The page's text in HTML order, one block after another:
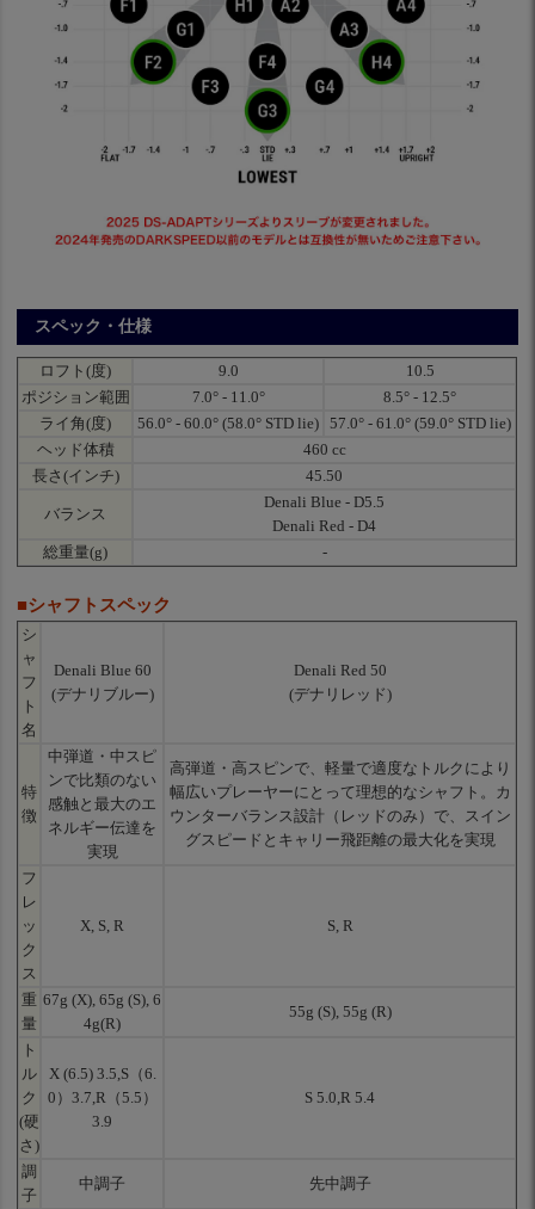
スペック・仕様
ロフト(度) 9.0
10.5
ポジション範囲
7.0° - 11.0°
8.5° - 12.5°
ライ角(度)
56.0° - 60.0° (58.0° STD lie) 57.0° - 61.0° (59.0° STD lie)
ヘッド体積
460 cc
長さ(インチ)
45.50
バランス
Denali Blue - D5.5
Denali Red - D4
総重量(g)
-
■シャフトスペック
シ
ャ
フ
ト
名
Denali Blue 60
(デナリブルー)
Denali Red 50
(デナリレッド)
特
徴
中弾道・中スピ
ンで比類のない
感触と最大のエ
ネルギー伝達を
実現
高弾道・高スピンで、軽量で適度なトルクにより
幅広いプレーヤーにとって理想的なシャフト。カ
ウンターバランス設計（レッドのみ）で、スイン
グスピードとキャリー飛距離の最大化を実現
フ
レ
ッ
ク
ス
X, S, R S, R
重
量
67g (X), 65g (S), 6
4g(R)
55g (S), 55g (R)
ト
ル
ク
(硬
さ)
X (6.5) 3.5,S（6.
0）3.7,R（5.5）
3.9
S 5.0,R 5.4
調
子
中調子 先中調子